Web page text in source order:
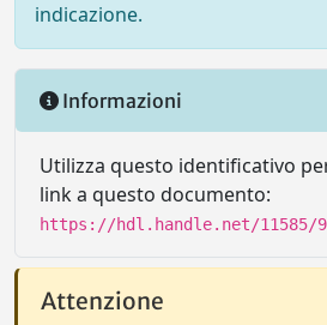
indicazione.
Informazioni
Utilizza questo identificativo
link a questo documento:
https://hdl.handle.net/11585/
Attenzione